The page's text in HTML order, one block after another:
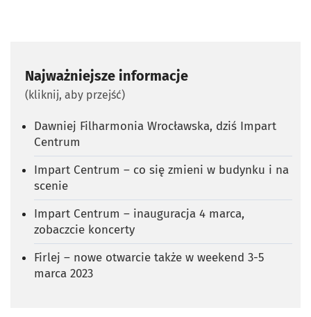
Najważniejsze informacje
(kliknij, aby przejść)
Dawniej Filharmonia Wrocławska, dziś Impart
Centrum
Impart Centrum – co się zmieni w budynku i na
scenie
Impart Centrum – inauguracja 4 marca,
zobaczcie koncerty
Firlej – nowe otwarcie także w weekend 3-5
marca 2023